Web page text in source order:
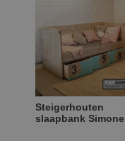
Steigerhouten
slaapbank Simone